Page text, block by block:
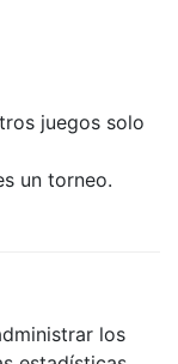
juegos solo
un torneo.
los